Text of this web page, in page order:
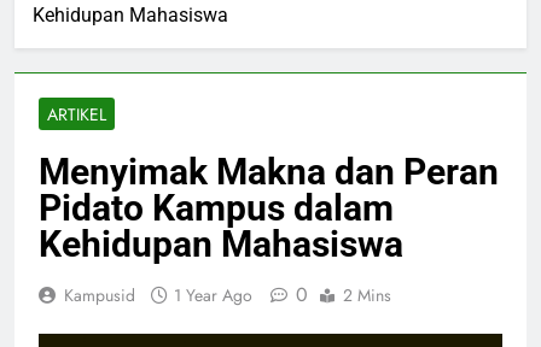
Kehidupan Mahasiswa
ARTIKEL
Menyimak Makna dan Peran
Pidato Kampus dalam
Kehidupan Mahasiswa
Kampusid 1 Year Ago 0 2 Mins